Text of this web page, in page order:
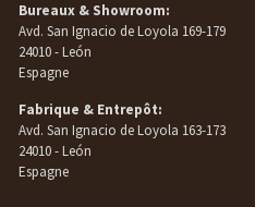
Bureaux & Showroom:
Avd. San Ignacio de Loyola 169-179
24010 - León
Espagne
Fabrique & Entrepôt:
Avd. San Ignacio de Loyola 163-173
24010 - León
Espagne